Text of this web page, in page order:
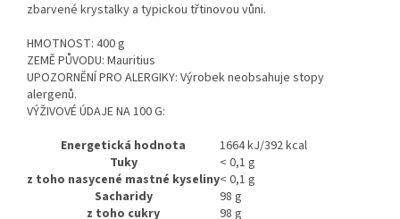
zbarvené krystalky a typickou třtinovou vůni.
HMOTNOST: 400 g
ZEMĚ PŮVODU: Mauritius
UPOZORNĚNÍ PRO ALERGIKY: Výrobek neobsahuje stopy
alergenů.
VÝŽIVOVÉ ÚDAJE NA 100 G:
Energetická hodnota
1664 kJ/392 kcal
Tuky
< 0,1 g
z toho nasycené mastné kyseliny< 0,1 g
Sacharidy
98 g
z toho cukry
98 g